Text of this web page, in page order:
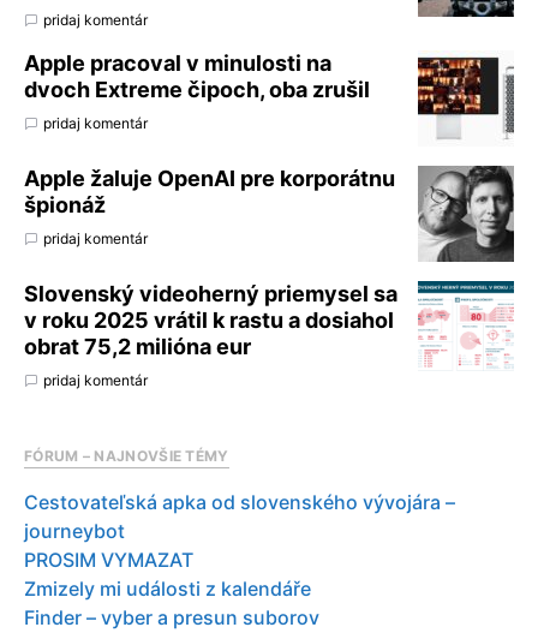
pridaj komentár
Apple pracoval v minulosti na
dvoch Extreme čipoch, oba zrušil
pridaj komentár
Apple žaluje OpenAI pre korporátnu
špionáž
pridaj komentár
Slovenský videoherný priemysel sa
v roku 2025 vrátil k rastu a dosiahol
obrat 75,2 milióna eur
pridaj komentár
FÓRUM – NAJNOVŠIE TÉMY
Cestovateľská apka od slovenského vývojára –
journeybot
PROSIM VYMAZAT
Zmizely mi události z kalendáře
Finder – vyber a presun suborov